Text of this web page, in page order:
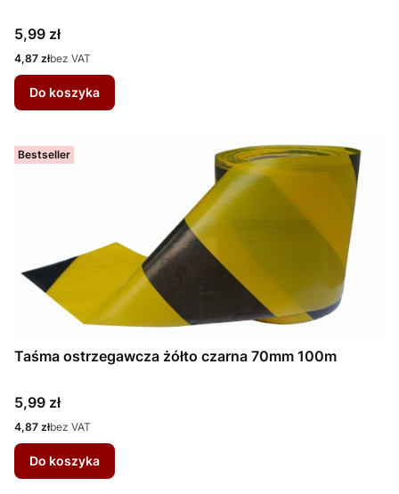
Cena
5,99 zł
Cena
4,87 złbez VAT
Do koszyka
Bestseller
Taśma ostrzegawcza żółto czarna 70mm 100m
Cena
5,99 zł
Cena
4,87 złbez VAT
Do koszyka